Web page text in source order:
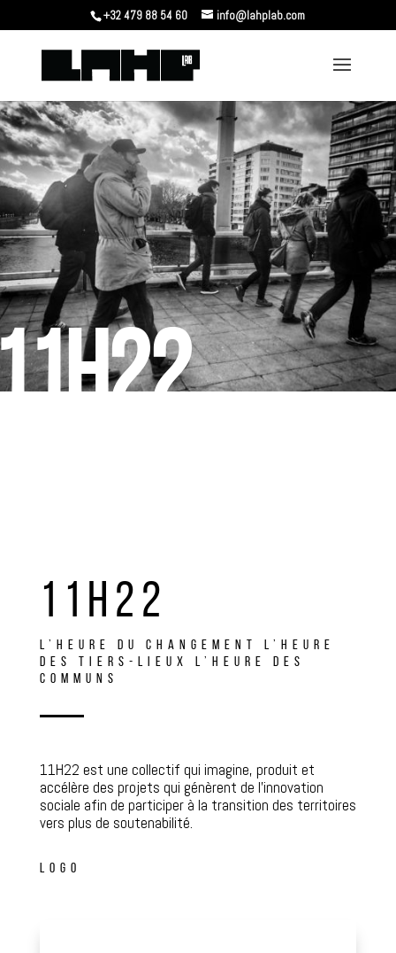
+32 479 88 54 60 info@lahplab.com
11H22
L’HEURE DU CHANGEMENT L’HEURE
DES TIERS-LIEUX L’HEURE DES
COMMUNS
11H22 est une collectif qui imagine, produit et
accélère des projets qui génèrent de l’innovation
sociale afin de participer à la transition des territoires
vers plus de soutenabilité.
LOGO